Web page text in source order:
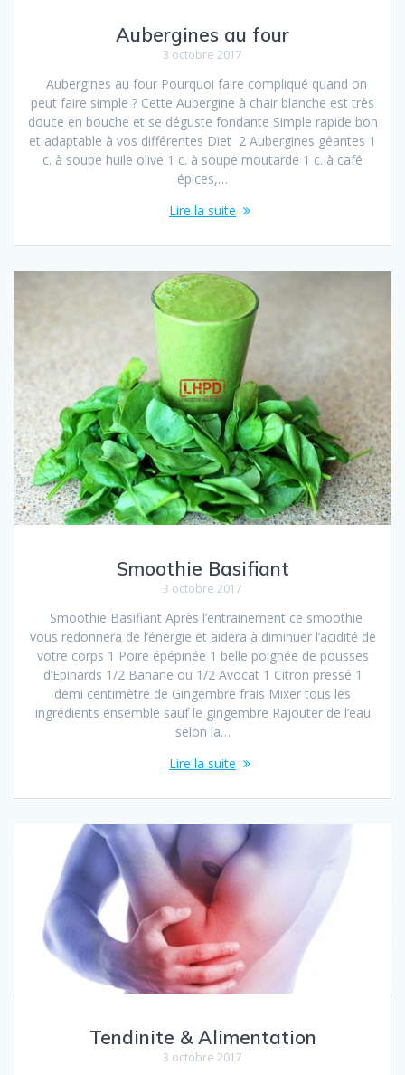
Aubergines au four
3 octobre 2017
Aubergines au four Pourquoi faire compliqué quand on
peut faire simple ? Cette Aubergine à chair blanche est très
douce en bouche et se déguste fondante Simple rapide bon
et adaptable à vos différentes Diet 2 Aubergines géantes 1
c. à soupe huile olive 1 c. à soupe moutarde 1 c. à café
épices,…
Lire la suite
Smoothie Basifiant
3 octobre 2017
Smoothie Basifiant Après l’entrainement ce smoothie
vous redonnera de l’énergie et aidera à diminuer l’acidité de
votre corps 1 Poire épépinée 1 belle poignée de pousses
d’Epinards 1/2 Banane ou 1/2 Avocat 1 Citron pressé 1
demi centimètre de Gingembre frais Mixer tous les
ingrédients ensemble sauf le gingembre Rajouter de l’eau
selon la…
Lire la suite
Tendinite & Alimentation
3 octobre 2017